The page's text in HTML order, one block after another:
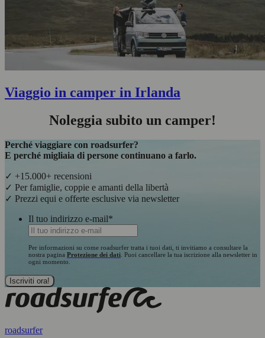
Viaggio in camper in Irlanda
Noleggia subito un camper!
Perché viaggiare con roadsurfer?
E perché migliaia di persone continuano a farlo.
✓ +15.000+ recensioni
✓ Per famiglie, coppie e amanti della libertà
✓ Prezzi equi e offerte esclusive via newsletter
Il tuo indirizzo e-mail*
Per informazioni su come roadsurfer tratta i tuoi dati, ti invitiamo a consultare la
nostra pagina Protezione dei dati . Puoi cancellare la tua iscrizione alla newsletter in
ogni momento.
roadsurfer